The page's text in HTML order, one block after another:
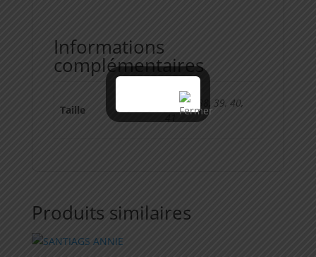
Informations
complémentaires
Taille
36, 37, 38, 39, 40,
Produits similaires